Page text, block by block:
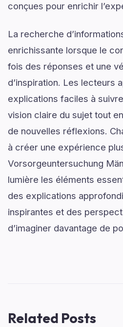
conçues pour enrichir
La recherche
enrichissante lorsque le
fois des réponses et une
d’inspiration. Les lecteurs
explications faciles à
vision claire du sujet tout
de nouvelles réflexions.
à créer une expérience
Vorsorgeuntersuchung
lumière les éléments
des explications
inspirantes et des
d’imaginer davantage de
Related Posts